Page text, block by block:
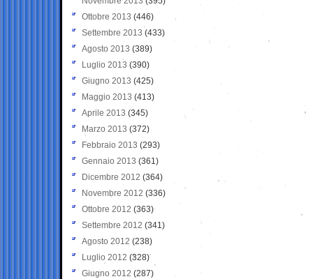
Ottobre 2013 (446)
Settembre 2013 (433)
Agosto 2013 (389)
Luglio 2013 (390)
Giugno 2013 (425)
Maggio 2013 (413)
Aprile 2013 (345)
Marzo 2013 (372)
Febbraio 2013 (293)
Gennaio 2013 (361)
Dicembre 2012 (364)
Novembre 2012 (336)
Ottobre 2012 (363)
Settembre 2012 (341)
Agosto 2012 (238)
Luglio 2012 (328)
Giugno 2012 (287)